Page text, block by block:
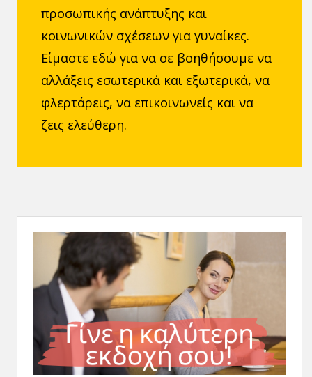
προσωπικής ανάπτυξης και
κοινωνικών σχέσεων για γυναίκες.
Είμαστε εδώ για να σε βοηθήσουμε να
αλλάξεις εσωτερικά και εξωτερικά, να
φλερτάρεις, να επικοινωνείς και να
ζεις ελεύθερη.